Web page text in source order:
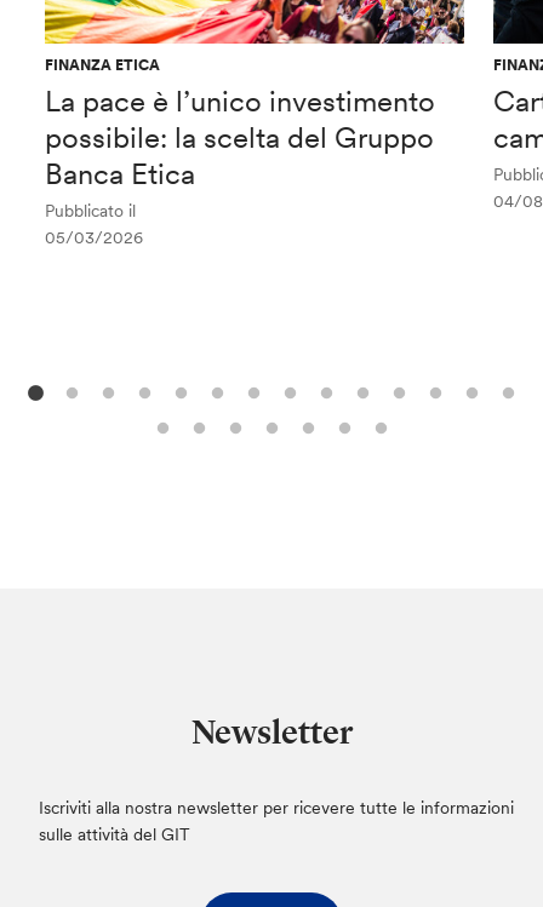
FINANZA ETICA
La pace è l’unico investimento
possibile: la scelta del Gruppo
Banca Etica
Pubblicato il
05/03/2026
04/
Newsletter
Iscriviti alla nostra newsletter per ricevere tutte le informazioni
sulle attività del GIT